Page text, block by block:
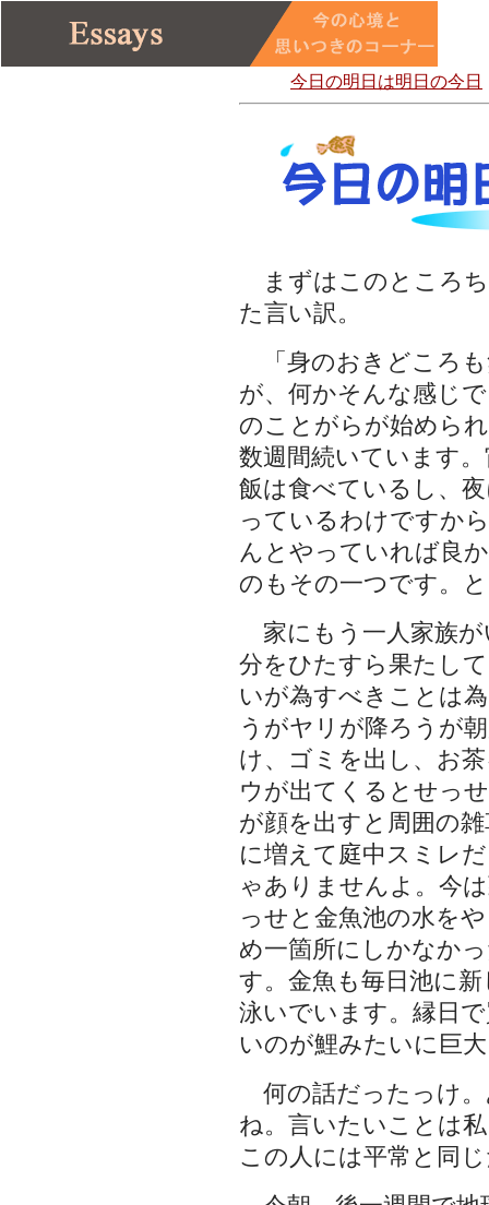
今日の明日は明日の今日
まずはこのところ
た言い訳。
「身のおきどころ
が、何かそんな感じ
のことがらが始めら
数週間続いています
飯は食べているし、
っているわけですか
んとやっていれば良
のもその一つです。
家にもう一人家族が
分をひたすら果たし
いが為すべきことは
うがヤリが降ろうが
け、ゴミを出し、お
ウが出てくるとせっ
が顔を出すと周囲の
に増えて庭中スミレ
ゃありませんよ。今
っせと金魚池の水を
め一箇所にしかなか
す。金魚も毎日池に
泳いでいます。縁日
いのが鯉みたいに巨
何の話だったっけ
ね。言いたいことは
この人には平常と同